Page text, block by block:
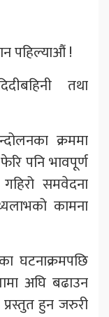
पहिल्याऔं !
तथा
क्रममा
पनि भावपूर्ण
गहिरो समवेदना
कामना
घटनाक्रमपछि
अघि बढाउन
हुन जरुरी